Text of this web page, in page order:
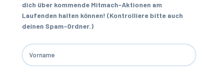
dich über kommende Mitmach-Aktionen am
Laufenden halten können! (Kontrolliere bitte auch
deinen Spam-Ordner.)